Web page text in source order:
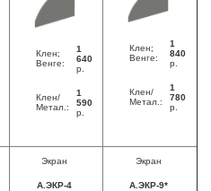
Клен;
Венге:
1
640
р.
Клен/
Метал.:
1
590
р.
Клен;
Венге:
1
840
р.
Клен/
Метал.:
1
780
р.
Экран
А.ЭКР-4
Экран
А.ЭКР-9*